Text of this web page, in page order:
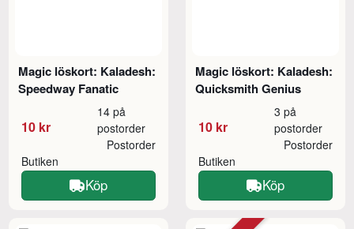
Magic löskort: Kaladesh:
Speedway Fanatic
10 kr
14 på
postorder
Butiken
Postorder
Köp
Magic löskort: Kaladesh:
Quicksmith Genius
10 kr
3 på
postorder
Butiken
Postorder
Köp